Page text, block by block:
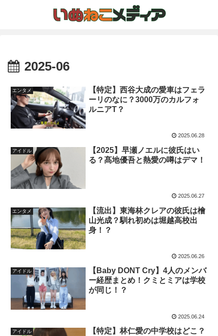
2025-06
エンタメ
【特定】西谷大成の愛車はフェラ
ーリのなに？3000万のカルフォ
ルニアT？
2025.06.28
アイドル
【2025】早瀬ノエルに彼氏はい
る？髙地優吾と熱愛の噂はデマ！
2025.06.27
エンタメ
【流出】東海林クレアの彼氏は檜
山光成？馴れ初めは堀越高校出
身！？
2025.06.26
アイドル
【Baby DONT Cry】4人のメンバ
ー経歴まとめ！クミとミアは学校
が同じ！？
2025.06.24
アイドル
【特定】林仁愛の中学校はどこ？